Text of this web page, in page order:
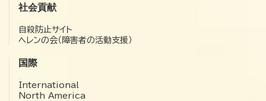
社会貢献
自殺防止サイト
ヘレンの会（障害者の活動支援）
国際
International
North America